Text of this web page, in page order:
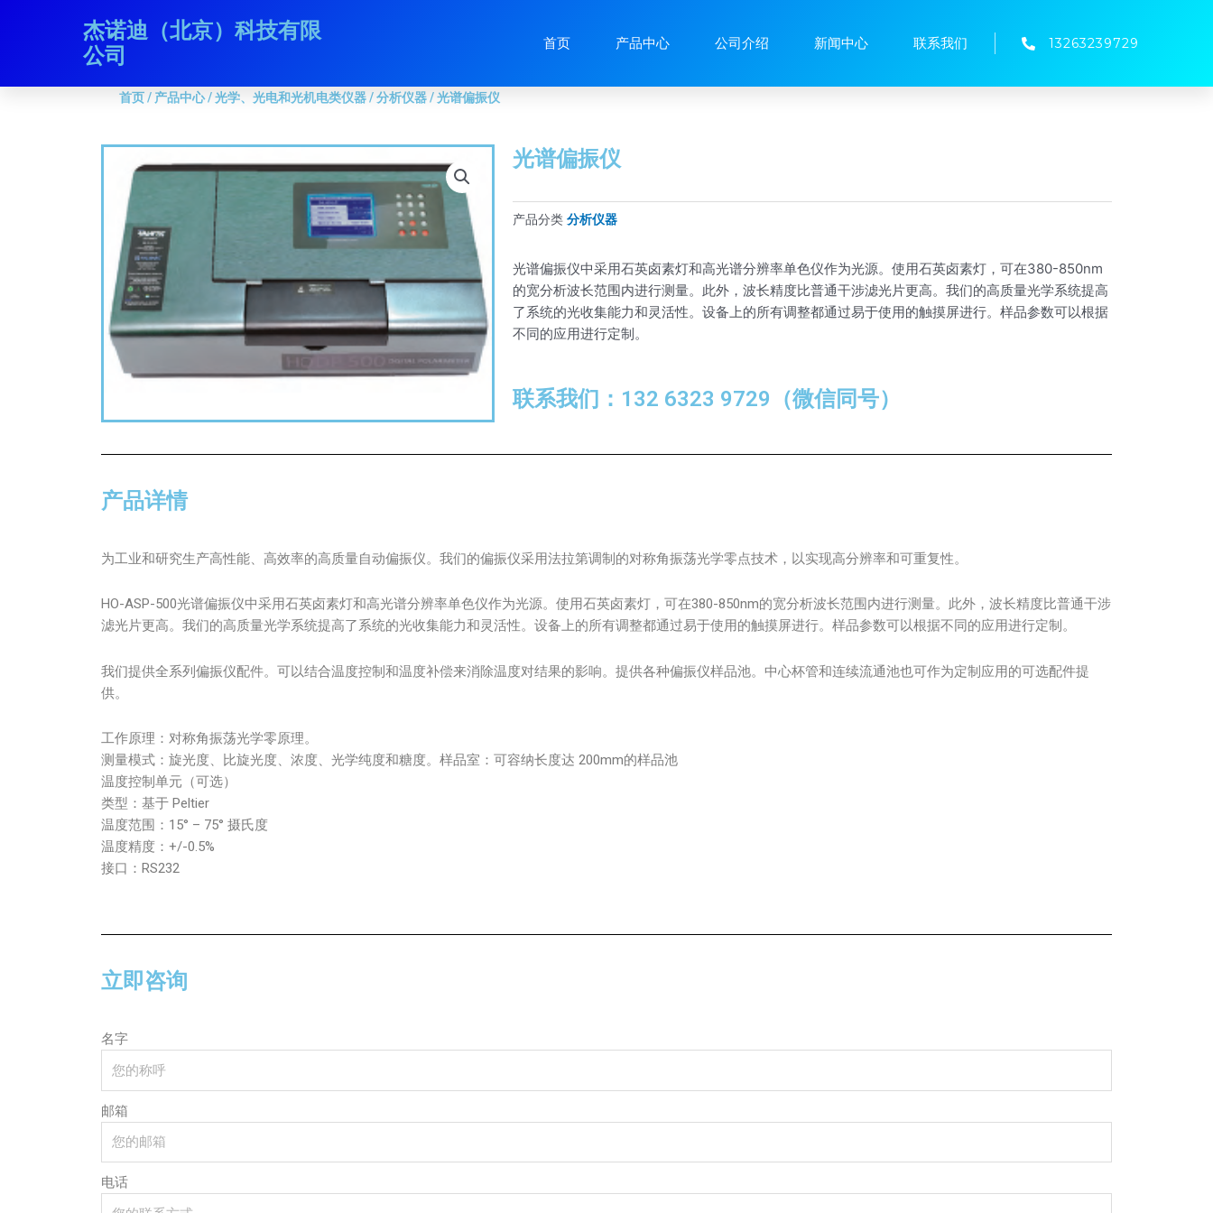
杰诺迪（北京）科技有限
公司
首页 产品中心 公司介绍 新闻中心 联系我们 13263239729
首页/产品中心/光学、光电和光机电类仪器
首页/ 产品中心/光学、光电和光机电类仪器/分析仪器/ 光谱偏振仪
光谱偏振仪
产品分类 分析仪器
光谱偏振仪中采用石英卤素灯和高光谱分辨率单色仪作为光源。使用石英卤素灯，可在380-850nm
的宽分析波长范围内进行测量。此外，波长精度比普通干涉滤光片更高。我们的高质量光学系统提高
了系统的光收集能力和灵活性。设备上的所有调整都通过易于使用的触摸屏进行。样品参数可以根据
不同的应用进行定制。
联系我们：132 6323 9729（微信同号）
产品详情
为工业和研究生产高性能、高效率的高质量自动偏振仪。我们的偏振仪采用法拉第调制的对称角振荡光学零点技术，以实现高分辨率和可重复性。
HO-ASP-500光谱偏振仪中采用石英卤素灯和高光谱分辨率单色仪作为光源。使用石英卤素灯，可在380-850nm的宽分析波长范围内进行测量。此外，波长精度比普通干涉
滤光片更高。我们的高质量光学系统提高了系统的光收集能力和灵活性。设备上的所有调整都通过易于使用的触摸屏进行。样品参数可以根据不同的应用进行定制。
我们提供全系列偏振仪配件。可以结合温度控制和温度补偿来消除温度对结果的影响。提供各种偏振仪样品池。中心杯管和连续流通池也可作为定制应用的可选配件提
供。
工作原理：对称角振荡光学零原理。
测量模式：旋光度、比旋光度、浓度、光学纯度和糖度。样品室：可容纳长度达 200mm的样品池
温度控制单元（可选）
类型：基于 Peltier
温度范围：15° – 75° 摄氏度
温度精度：+/-0.5%
接口：RS232
立即咨询
名字
邮箱
电话